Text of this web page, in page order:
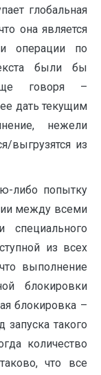
глобальная
она является
операции по
были бы
говоря –
дать текущим
нежели
выгрузятся из
либо попытку
между всеми
из всех
выполнение
блокировки
блокировка –
такого
количество
что все